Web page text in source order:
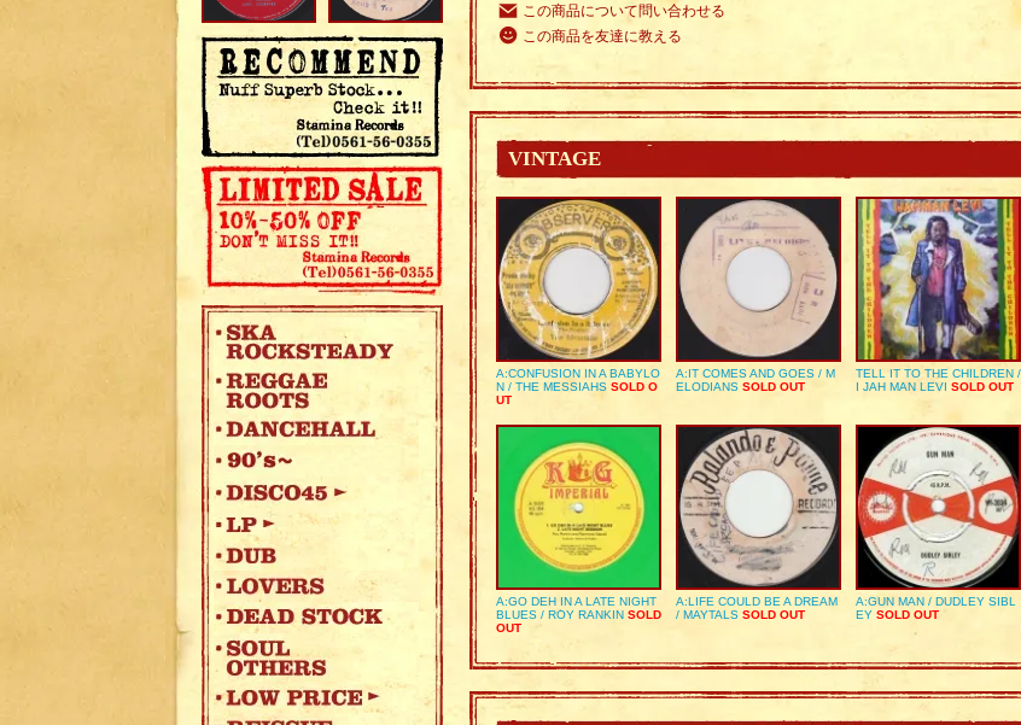
この商品について問い合わせる
この商品を友達に教える
VINTAGE
A:CONFUSION IN A BABYLO
N / THE MESSIAHS SOLD O
UT
A:IT COMES AND GOES / M
ELODIANS SOLD OUT
TELL IT TO THE CHILDREN /
I JAH MAN LEVI SOLD OUT
A:GO DEH IN A LATE NIGHT
BLUES / ROY RANKIN SOLD
OUT
A:LIFE COULD BE A DREAM
/ MAYTALS SOLD OUT
A:GUN MAN / DUDLEY SIBL
EY SOLD OUT